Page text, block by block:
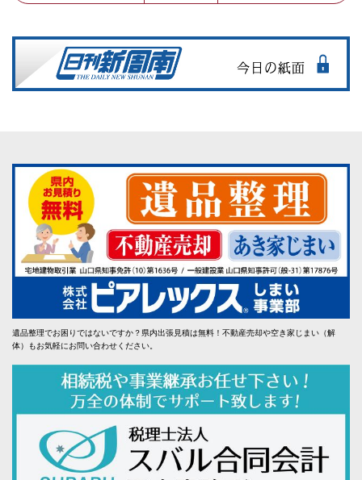
遺品整理でお困りではないですか？県内出張見積は無料！不動産売却や空き家じまい（解
体）もお気軽にお問い合わせください。